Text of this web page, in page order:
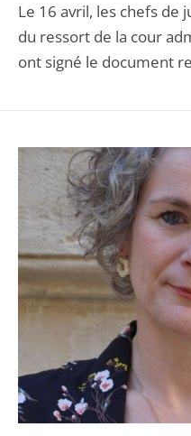
Le 16 avril, les chefs de
du ressort de la cour
ont signé le document